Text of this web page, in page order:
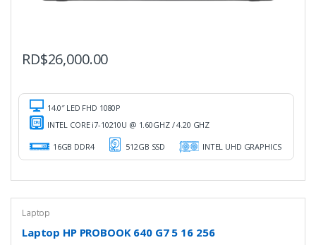
RD$26,000.00
14.0″ LED FHD 1080P
INTEL CORE i7-10210U @ 1.60GHZ / 4.20 GHZ
16GB DDR4 512GB SSD INTEL UHD GRAPHICS
Laptop
Laptop HP PROBOOK 640 G7 5 16 256